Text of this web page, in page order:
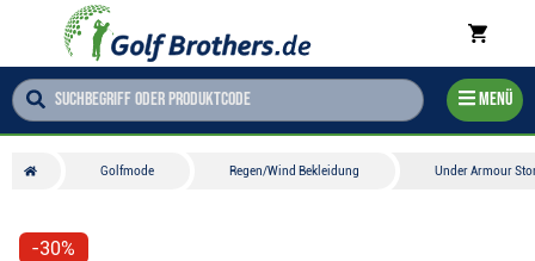
Menü
Golfmode Regen/Wind Bekleidung Under Armour
-30%